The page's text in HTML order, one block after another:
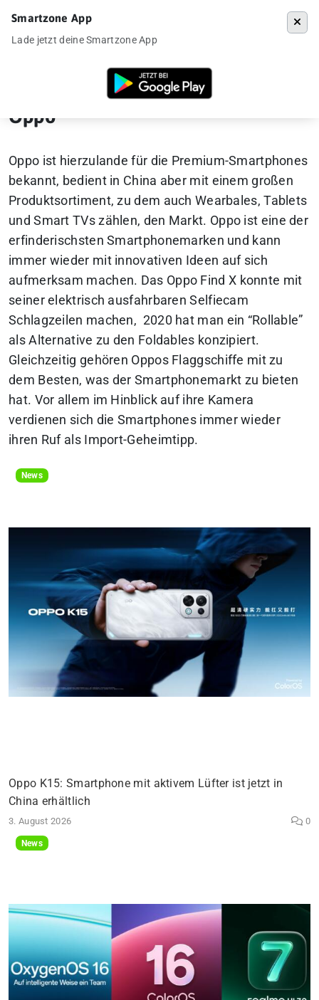
Seite 5
Oppo
Oppo ist hierzulande für die Premium-Smartphones
bekannt, bedient in China aber mit einem großen
Produktsortiment, zu dem auch Wearbales, Tablets
und Smart TVs zählen, den Markt. Oppo ist eine der
erfinderischsten Smartphonemarken und kann
immer wieder mit innovativen Ideen auf sich
aufmerksam machen. Das Oppo Find X konnte mit
seiner elektrisch ausfahrbaren Selfiecam
Schlagzeilen machen, 2020 hat man ein “Rollable”
als Alternative zu den Foldables konzipiert.
Gleichzeitig gehören Oppos Flaggschiffe mit zu
dem Besten, was der Smartphonemarkt zu bieten
hat. Vor allem im Hinblick auf ihre Kamera
verdienen sich die Smartphones immer wieder
ihren Ruf als Import-Geheimtipp.
News
Oppo K15: Smartphone mit aktivem Lüfter ist jetzt in
China erhältlich
3. August 2026 0
News
Smartzone App
Lade jetzt deine Smartzone App